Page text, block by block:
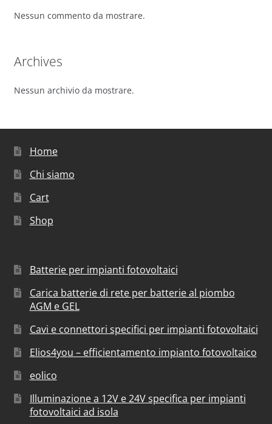
Nessun commento da mostrare.
Archives
Nessun archivio da mostrare.
Home
Chi siamo
Cart
Shop
Batterie per impianti fotovoltaici
Carica batterie di rete per batterie al piombo
AGM e GEL
Cavi e connettori specifici per impianti fotovoltaici
Elios4you – efficientamento impianto fotovoltaico
eolico
Illuminazione a 12V e 24V specifica per impianti
fotovoltaici ad isola